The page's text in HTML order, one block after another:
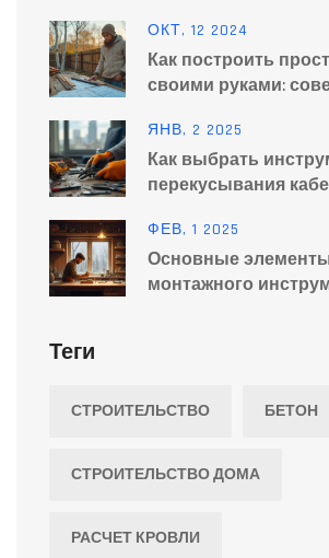
ОКТ, 12 2024
Как построить
своими руками:
ЯНВ, 2 2025
Как выбрать
перекусывания
ФЕВ, 1 2025
Основные
монтажного
Теги
СТРОИТЕЛЬСТВО БЕТОН
СТРОИТЕЛЬСТВО ДОМА
РАСЧЕТ КРОВЛИ